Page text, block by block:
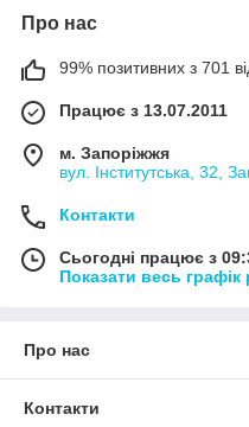
Про нас
99% позитивних з 701
Працює з 13.07.2011
м. Запоріжжя
вул. Інститутська, 32,
Контакти
Сьогодні працює з
Показати весь графік
Про нас
Контакти